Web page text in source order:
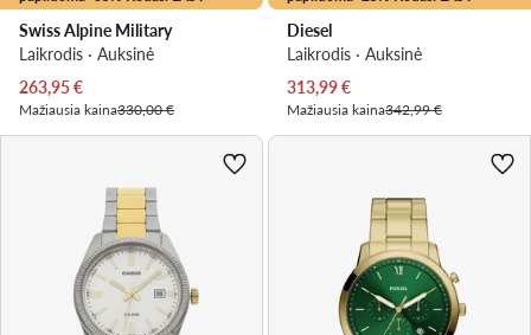
Swiss Alpine Military
Laikrodis · Auksinė
Dabartinė kaina
263,95€
Mažiausia kaina330,00 €
Diesel
Laikrodis · Auksinė
Dabartinė kaina
313,99€
Mažiausia kaina342,99 €